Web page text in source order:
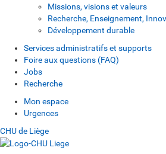
Missions, visions et valeurs
Recherche, Enseignement,
Développement durable
Services administratifs et supports
Foire aux questions (FAQ)
Jobs
Recherche
Mon espace
Urgences
CHU de Liège